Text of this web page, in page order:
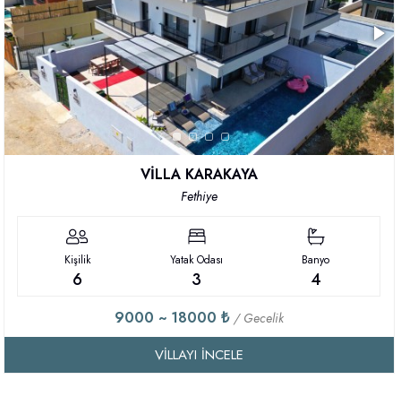
VİLLA KARAKAYA
Fethiye
Kişilik
6
Yatak Odası
3
Banyo
4
9000 ~ 18000 ₺ / Gecelik
VILLAYI İNCELE